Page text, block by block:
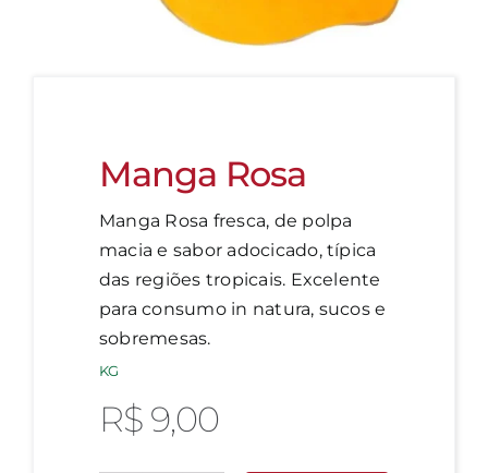
Manga Rosa
Manga Rosa fresca, de polpa
macia e sabor adocicado, típica
das regiões tropicais. Excelente
para consumo in natura, sucos e
sobremesas.
KG
R$9,00